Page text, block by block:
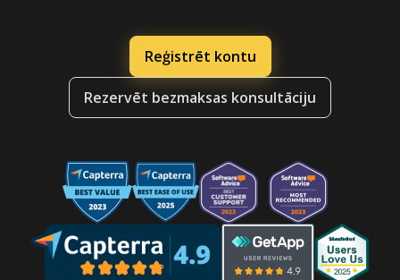
Reģistrēt kontu
Rezervēt bezmaksas konsultāciju